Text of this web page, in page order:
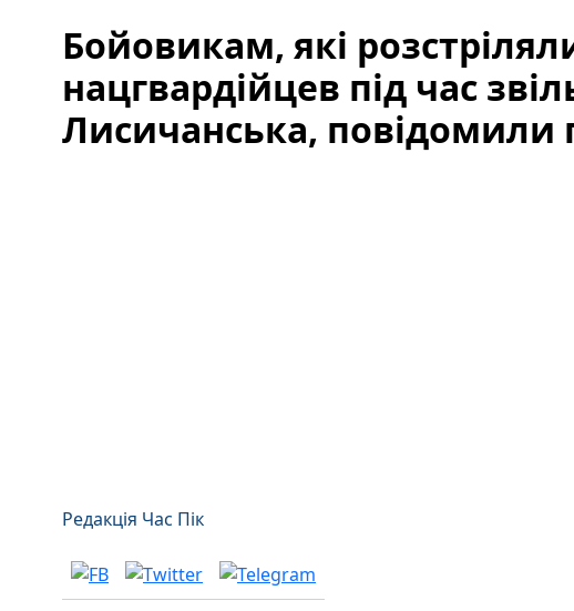
Бойовикам, які
нацгвардійцев під час
Лисичанська, повідомили
Редакція Час Пік